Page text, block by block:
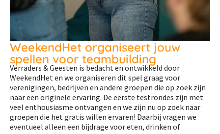
WeekendHet organiseert jouw
spellen voor teambuilding
Verraders & Geesten is bedacht en ontwikkeld door
WeekendHet en we organiseren dit spel graag voor
verenigingen, bedrijven en andere groepen die op zoek zijn
naar een originele ervaring. De eerste testrondes zijn met
veel enthousiasme ontvangen en we zijn nu op zoek naar
groepen die het gratis willen ervaren! Daarbij vragen we
eventueel alleen een bijdrage voor eten, drinken of